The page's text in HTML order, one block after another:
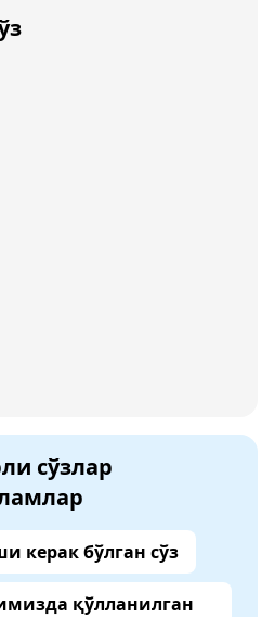
сўзлар
керак бўлган сўз
қўлланилган